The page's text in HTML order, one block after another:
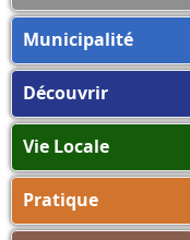
Municipalité
Découvrir
Vie Locale
Pratique